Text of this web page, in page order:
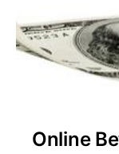
Online